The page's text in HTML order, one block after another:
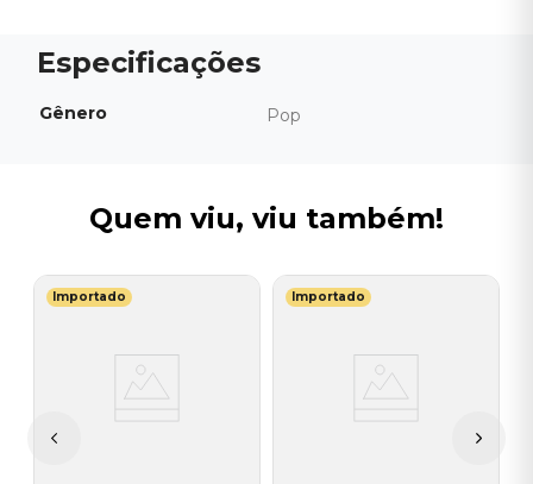
Gênero Pop
Quem viu, viu também!
Importado Importado